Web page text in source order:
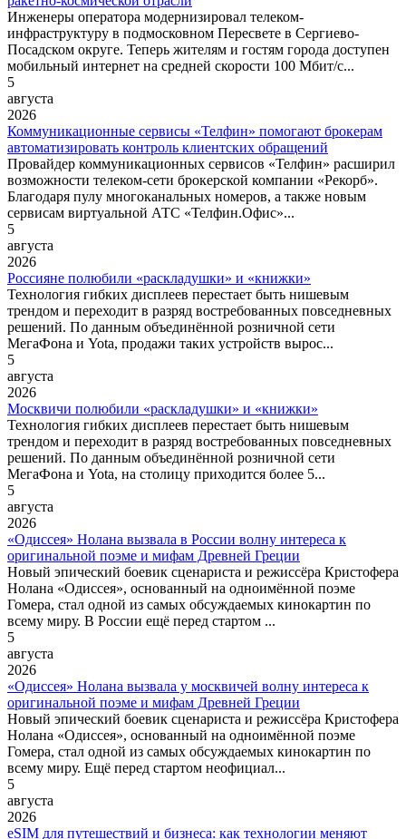
Инженеры оператора модернизировал телеком-
инфраструктуру в подмосковном Пересвете в Сергиево-
Посадском округе. Теперь жителям и гостям города доступен
мобильный интернет на средней скорости 100 Мбит/с...
5
августа
2026
Коммуникационные сервисы «Телфин» помогают брокерам
автоматизировать контроль клиентских обращений
Провайдер коммуникационных сервисов «Телфин» расширил
возможности телеком-сети брокерской компании «Рекорб».
Благодаря пулу многоканальных номеров, а также новым
сервисам виртуальной АТС «Телфин.Офис»...
5
августа
2026
Россияне полюбили «раскладушки» и «книжки»
Технология гибких дисплеев перестает быть нишевым
трендом и переходит в разряд востребованных повседневных
решений. По данным объединённой розничной сети
МегаФона и Yota, продажи таких устройств вырос...
5
августа
2026
Москвичи полюбили «раскладушки» и «книжки»
Технология гибких дисплеев перестает быть нишевым
трендом и переходит в разряд востребованных повседневных
решений. По данным объединённой розничной сети
МегаФона и Yota, на столицу приходится более 5...
5
августа
2026
«Одиссея» Нолана вызвала в России волну интереса к
оригинальной поэме и мифам Древней Греции
Новый эпический боевик сценариста и режиссёра Кристофера
Нолана «Одиссея», основанный на одноимённой поэме
Гомера, стал одной из самых обсуждаемых кинокартин по
всему миру. В России ещё перед стартом ...
5
августа
2026
«Одиссея» Нолана вызвала у москвичей волну интереса к
оригинальной поэме и мифам Древней Греции
Новый эпический боевик сценариста и режиссёра Кристофера
Нолана «Одиссея», основанный на одноимённой поэме
Гомера, стал одной из самых обсуждаемых кинокартин по
всему миру. Ещё перед стартом неофициал...
5
августа
2026
eSIM для путешествий и бизнеса: как технологии меняют